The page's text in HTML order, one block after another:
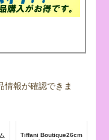
情報が確認できま
Tiffani Boutique26cm